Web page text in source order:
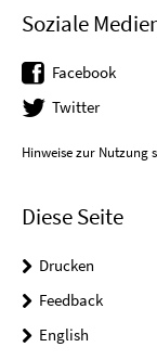
Soziale
Facebook
Twitter
Hinweise zur Nutzung
Diese Seite
Drucken
Feedback
English